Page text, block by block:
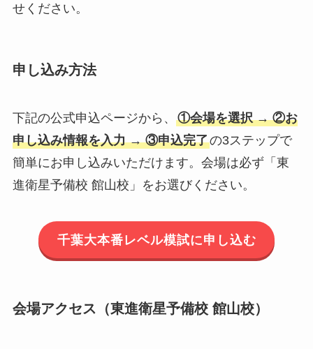
せください。
申し込み方法
下記の公式申込ページから、 ①会場を選択 → ②お
申し込み情報を入力 → ③申込完了の3ステップで
簡単にお申し込みいただけます。会場は必ず「東
進衛星予備校 館山校」をお選びください。
千葉大本番レベル模試に申し込む
会場アクセス（東進衛星予備校 館山校）